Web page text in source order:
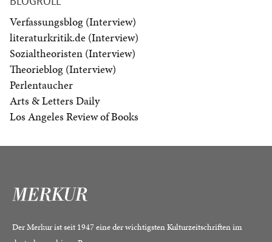
Verfassungsblog (Interview)
literaturkritik.de (Interview)
Sozialtheoristen (Interview)
Theorieblog (Interview)
Perlentaucher
Arts & Letters Daily
Los Angeles Review of Books
Der Merkur ist seit 1947 eine der wichtigsten Kulturzeitschriften im